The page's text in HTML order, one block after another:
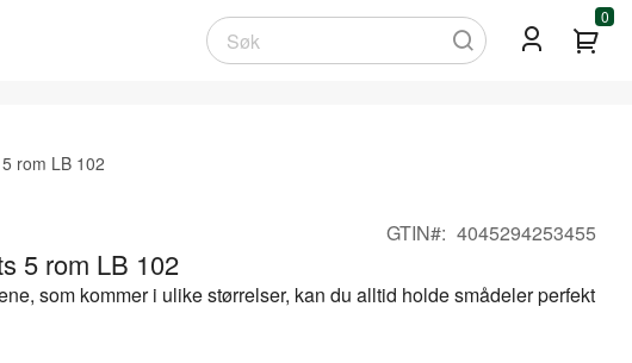
Søk
0
rom LB 102
5 rom LB 102
GTIN 4045294253455
som kommer i ulike størrelser, kan du alltid holde smådeler perfekt